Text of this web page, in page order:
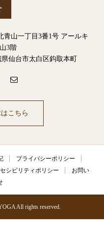
青山一丁目3番1号 アールキ
3階
仙台市太白区鈎取本町
こちら
プライバシーポリシー
シビリティポリシー
お問い
All rights reserved.